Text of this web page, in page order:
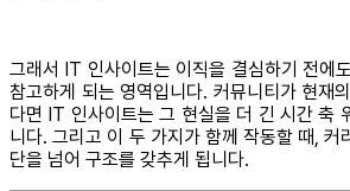
그래서 IT 인사이트는 이직을 결심하기 전에
참고하게 되는 영역입니다. 커뮤니티가 현재
다면 IT 인사이트는 그 현실을 더 긴 시간 축
니다. 그리고 이 두 가지가 함께 작동할 때, 커
단을 넘어 구조를 갖추게 됩니다.